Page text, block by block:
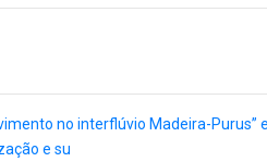
no interflúvio Madeira-
e su